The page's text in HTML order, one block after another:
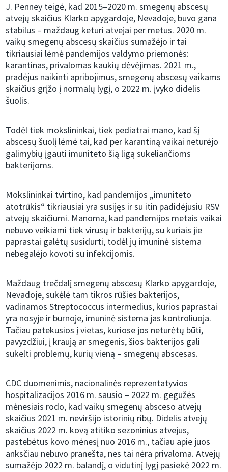
J. Penney teigė, kad 2015–2020 m. smegenų abscesų
atvejų skaičius Klarko apygardoje, Nevadoje, buvo gana
stabilus – maždaug keturi atvejai per metus. 2020 m.
vaikų smegenų abscesų skaičius sumažėjo ir tai
tikriausiai lėmė pandemijos valdymo priemonės:
karantinas, privalomas kaukių dėvėjimas. 2021 m.,
pradėjus naikinti apribojimus, smegenų abscesų vaikams
skaičius grįžo į normalų lygį, o 2022 m. įvyko didelis
šuolis.
Todėl tiek mokslininkai, tiek pediatrai mano, kad šį
abscesų šuolį lėmė tai, kad per karantiną vaikai neturėjo
galimybių įgauti imuniteto šią ligą sukeliančioms
bakterijoms.
Mokslininkai tvirtino, kad pandemijos „imuniteto
atotrūkis“ tikriausiai yra susijęs ir su itin padidėjusiu RSV
atvejų skaičiumi. Manoma, kad pandemijos metais vaikai
nebuvo veikiami tiek virusų ir bakterijų, su kuriais jie
paprastai galėtų susidurti, todėl jų imuninė sistema
nebegalėjo kovoti su infekcijomis.
Maždaug trečdalį smegenų abscesų Klarko apygardoje,
Nevadoje, sukėlė tam tikros rūšies bakterijos,
vadinamos Streptococcus intermedius, kurios paprastai
yra nosyje ir burnoje, imuninė sistema jas kontroliuoja.
Tačiau patekusios į vietas, kuriose jos neturėtų būti,
pavyzdžiui, į kraują ar smegenis, šios bakterijos gali
sukelti problemų, kurių vieną – smegenų abscesas.
CDC duomenimis, nacionalinės reprezentatyvios
hospitalizacijos 2016 m. sausio – 2022 m. gegužės
mėnesiais rodo, kad vaikų smegenų absceso atvejų
skaičius 2021 m. neviršijo istorinių ribų. Didelis atvejų
skaičius 2022 m. kovą atitiko sezoninius atvejus,
pastebėtus kovo mėnesį nuo 2016 m., tačiau apie juos
anksčiau nebuvo pranešta, nes tai nėra privaloma. Atvejų
sumažėjo 2022 m. balandį, o vidutinį lygį pasiekė 2022 m.